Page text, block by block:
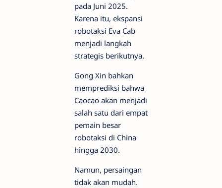
pada Juni 2025.
Karena itu, ekspansi
robotaksi Eva Cab
menjadi langkah
strategis berikutnya.
Gong Xin bahkan
memprediksi bahwa
Caocao akan menjadi
salah satu dari empat
pemain besar
robotaksi di China
hingga 2030.
Namun, persaingan
tidak akan mudah.